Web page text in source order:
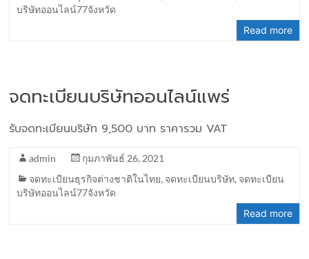
บริษัทออนไลน์77จังหวัด
Read more
จดทะเบียนบริษัทออนไลน์แพร่
รับจดทะเบียนบริษัท 9,500 บาท ราคารวม VAT
admin
กุมภาพันธ์ 26, 2021
จดทะเบียนธุรกิจต่างชาติในไทย, จดทะเบียนบริษัท, จดทะเบียน
บริษัทออนไลน์77จังหวัด
Read more